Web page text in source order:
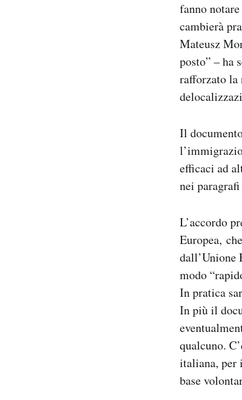
fanno
cambierà
Mateusz
posto” – ha
rafforzato la
Il
efficaci ad
nei
L’accordo
Europea,
dall’Unione
modo
In pratica
In più il
qualcuno.
italiana, per
base